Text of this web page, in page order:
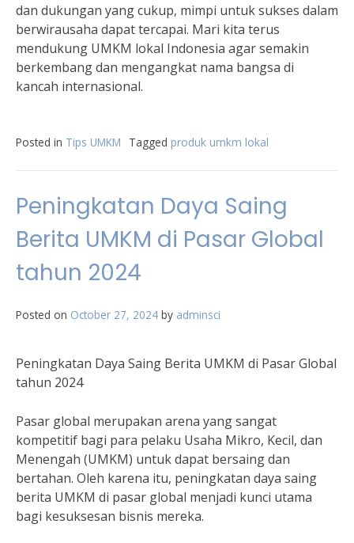
dan dukungan yang cukup, mimpi untuk sukses dalam
berwirausaha dapat tercapai. Mari kita terus
mendukung UMKM lokal Indonesia agar semakin
berkembang dan mengangkat nama bangsa di
kancah internasional.
Posted in Tips UMKM Tagged produk umkm lokal
Peningkatan Daya Saing
Berita UMKM di Pasar Global
tahun 2024
Posted on October 27, 2024 by adminsci
Peningkatan Daya Saing Berita UMKM di Pasar Global
tahun 2024
Pasar global merupakan arena yang sangat
kompetitif bagi para pelaku Usaha Mikro, Kecil, dan
Menengah (UMKM) untuk dapat bersaing dan
bertahan. Oleh karena itu, peningkatan daya saing
berita UMKM di pasar global menjadi kunci utama
bagi kesuksesan bisnis mereka.